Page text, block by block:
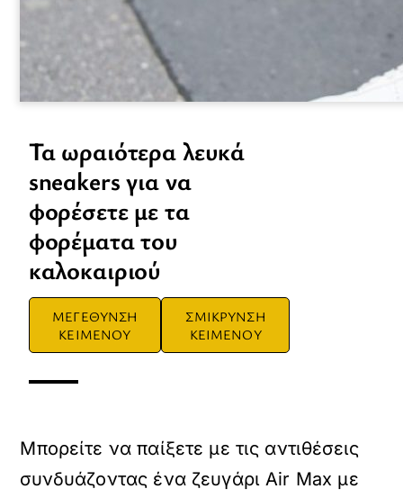
Τα ωραιότερα λευκά
sneakers για να
φορέσετε με τα
φορέματα του
καλοκαιριού
ΜΕΓΕΘΥΝΣΗ
ΚΕΙΜΕΝΟΥ
ΣΜΙΚΡΥΝΣΗ
ΚΕΙΜΕΝΟΥ
Μπορείτε να παίξετε με τις αντιθέσεις
συνδυάζοντας ένα ζευγάρι Air Max με